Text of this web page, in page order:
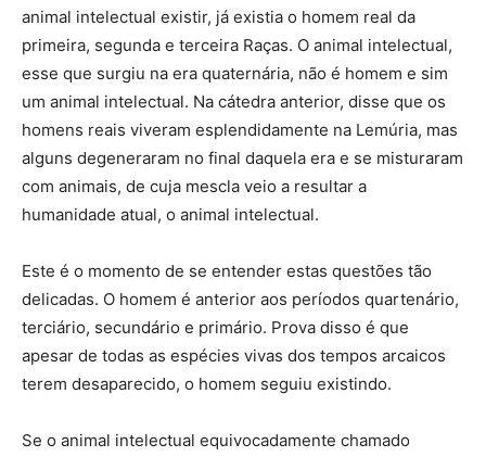
animal intelectual existir, já existia o homem real da
primeira, segunda e terceira Raças. O animal intelectual,
esse que surgiu na era quaternária, não é homem e sim
um animal intelectual. Na cátedra anterior, disse que os
homens reais viveram esplendidamente na Lemúria, mas
alguns degeneraram no final daquela era e se misturaram
com animais, de cuja mescla veio a resultar a
humanidade atual, o animal intelectual.
Este é o momento de se entender estas questões tão
delicadas. O homem é anterior aos períodos quartenário,
terciário, secundário e primário. Prova disso é que
apesar de todas as espécies vivas dos tempos arcaicos
terem desaparecido, o homem seguiu existindo.
Se o animal intelectual equivocadamente chamado